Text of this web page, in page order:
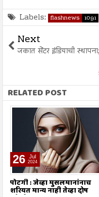
Labels: flashnews 1091
Next
जकात सेंटर इंडियाची
RELATED POST
26 Jul
2024
पोटगी : जेव्हा मुसलमानांनाच
शरियत मान्य नाही तेव्हा दोष